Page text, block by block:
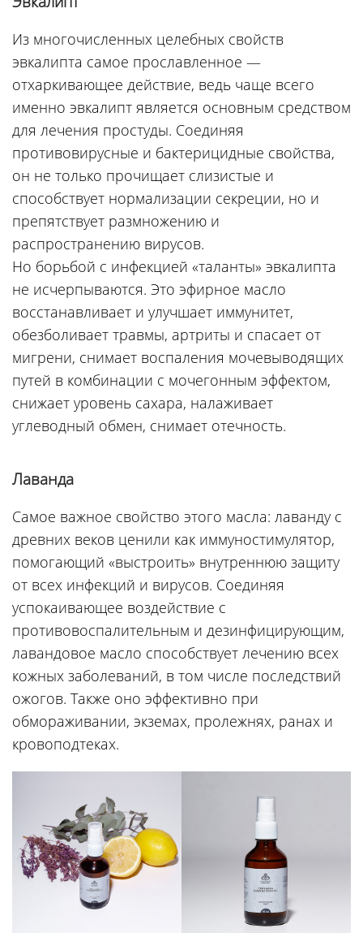
Из многочисленных целебных свойств
эвкалипта самое прославленное —
отхаркивающее действие, ведь чаще всего
именно эвкалипт является основным средством
для лечения простуды. Соединяя
противовирусные и бактерицидные свойства,
он не только прочищает слизистые и
способствует нормализации секреции, но и
препятствует размножению и
распространению вирусов.
Но борьбой с инфекцией «таланты» эвкалипта
не исчерпываются. Это эфирное масло
восстанавливает и улучшает иммунитет,
обезболивает травмы, артриты и спасает от
мигрени, снимает воспаления мочевыводящих
путей в комбинации с мочегонным эффектом,
снижает уровень сахара, налаживает
углеводный обмен, снимает отечность.
Лаванда
Самое важное свойство этого масла: лаванду с
древних веков ценили как иммуностимулятор,
помогающий «выстроить» внутреннюю защиту
от всех инфекций и вирусов. Соединяя
успокаивающее воздействие с
противовоспалительным и дезинфицирующим,
лавандовое масло способствует лечению всех
кожных заболеваний, в том числе последствий
ожогов. Также оно эффективно при
обмораживании, экземах, пролежнях, ранах и
кровоподтеках.